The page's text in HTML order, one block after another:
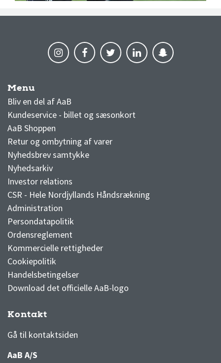
Menu
Bliv en del af AaB
Kundeservice - billet og sæsonkort
AaB Shoppen
Retur og ombytning af varer
Nyhedsbrev samtykke
Nyhedsarkiv
Investor relations
CSR - Hele Nordjyllands Håndsrækning
Administration
Persondatapolitik
Ordensreglement
Kommercielle rettigheder
Cookiepolitik
Handelsbetingelser
Download det officielle AaB-logo
Kontakt
Gå til kontaktsiden
AaB A/S